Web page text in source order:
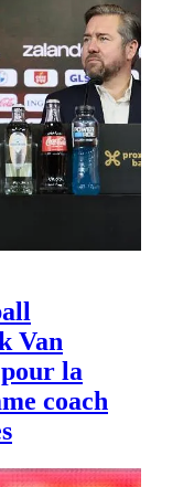
Van
la
coach